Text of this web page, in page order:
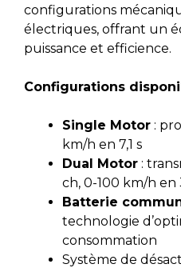
configurations
électriques, offrant un
puissance et efficience.
Configurations
Single Motor :
km/h en 7,1 s
Dual Motor :
ch, 0-100 km/h en
Batterie
technologie
consommation
Système de